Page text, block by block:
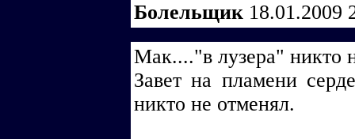
Болельщик 18.01.2009
Мак...."в лузера" никто
Завет на пламени
никто не отменял.